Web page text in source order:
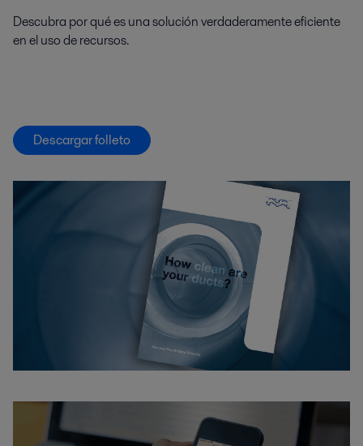
Descubra por qué es una solución verdaderamente eficiente
en el uso de recursos.
Descargar folleto